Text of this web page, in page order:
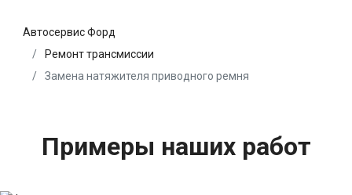
Автосервис Форд
Ремонт трансмиссии
Замена натяжителя приводного ремня
Примеры наших работ